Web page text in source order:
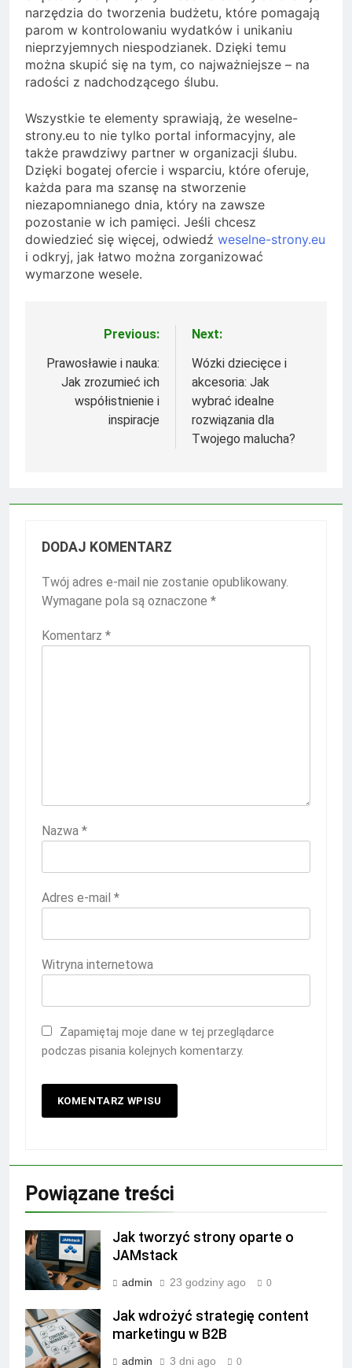
narzędzia do tworzenia budżetu, które pomagają
parom w kontrolowaniu wydatków i unikaniu
nieprzyjemnych niespodzianek. Dzięki temu
można skupić się na tym, co najważniejsze – na
radości z nadchodzącego ślubu.
Wszystkie te elementy sprawiają, że weselne-
strony.eu to nie tylko portal informacyjny, ale
także prawdziwy partner w organizacji ślubu.
Dzięki bogatej ofercie i wsparciu, które oferuje,
każda para ma szansę na stworzenie
niezapomnianego dnia, który na zawsze
pozostanie w ich pamięci. Jeśli chcesz
dowiedzieć się więcej, odwiedź weselne-strony.eu
i odkryj, jak łatwo można zorganizować
wymarzone wesele.
Nawigacja
wpisu
Previous:
Prawosławie i nauka:
Jak zrozumieć ich
współistnienie i
inspiracje
Next:
Wózki dziecięce i
akcesoria: Jak
wybrać idealne
rozwiązania dla
Twojego malucha?
DODAJ KOMENTARZ
Twój adres e-mail nie zostanie opublikowany.
Wymagane pola są oznaczone *
Komentarz *
Nazwa *
Adres e-mail *
Witryna internetowa
Zapamiętaj moje dane w tej przeglądarce
podczas pisania kolejnych komentarzy.
Powiązane treści
Jak tworzyć strony oparte o
JAMstack
admin 23 godziny ago 0
Jak wdrożyć strategię content
marketingu w B2B
admin 3 dni ago 0